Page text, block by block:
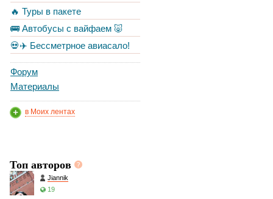
🔥 Туры в пакете
🚌 Автобусы с вайфаем 🐷
💀✈️ Бессметрное авиасало!
Форум
Материалы
в Моих лентах
Топ авторов
Jiannik
19